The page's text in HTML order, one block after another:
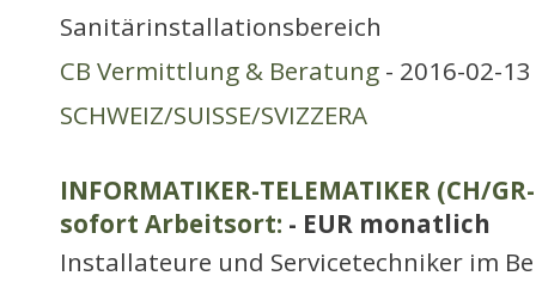
Sanitärinstallationsbereich
CB Vermittlung & Beratung - 2016-02-
SCHWEIZ/SUISSE/SVIZZERA
INFORMATIKER-TELEMATIKER (CH/
sofort Arbeitsort: - EUR monatlich
Installateure und Servicetechniker im